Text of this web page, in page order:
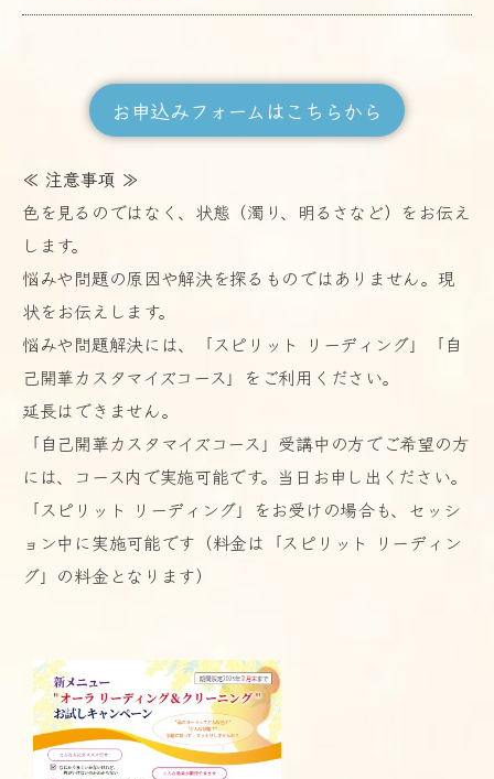
お申込みフォームはこちらから
≪ 注意事項 ≫
色を見るのではなく、状態（濁り、明るさなど）をお伝え
します。
悩みや問題の原因や解決を探るものではありません。現
状をお伝えします。
悩みや問題解決には、「スピリット リーディング」「自
己開華カスタマイズコース」をご利用ください。
延長はできません。
「自己開華カスタマイズコース」受講中の方でご希望の方
には、コース内で実施可能です。当日お申し出ください。
「スピリット リーディング」をお受けの場合も、セッシ
ョン中に実施可能です（料金は「スピリット リーディン
グ」の料金となります）